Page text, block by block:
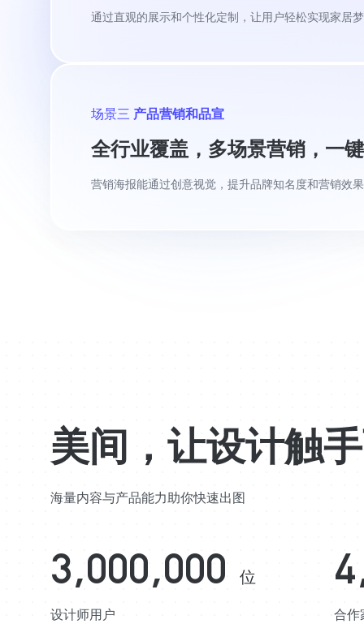
通过直观的展示和个性化定制，让用户轻松实现家居
灵感居所设计工作室主理人，首席设计师
场景三 产品营销和品宣
全行业覆盖，多场景营销，一
营销海报能通过创意视觉，提升品牌知名度和营销效
coo1yang
市场营销部门高级平面设计师
美间，让设计触
海量内容与产品能力助你快速出图
3,000,000 位
设计师用户 合作